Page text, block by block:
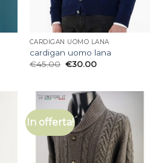
CARDIGAN UOMO LANA
cardigan uomo lana
€45.00 €30.00
In offerta!